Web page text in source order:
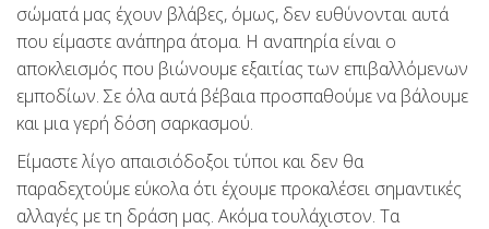
σώματά μας έχουν βλάβες, όμως, δεν ευθύνονται αυτά
που είμαστε ανάπηρα άτομα. Η αναπηρία είναι ο
αποκλεισμός που βιώνουμε εξαιτίας των επιβαλλόμενων
εμποδίων. Σε όλα αυτά βέβαια προσπαθούμε να βάλουμε
και μια γερή δόση σαρκασμού.
Είμαστε λίγο απαισιόδοξοι τύποι και δεν θα
παραδεχτούμε εύκολα ότι έχουμε προκαλέσει σημαντικές
αλλαγές με τη δράση μας. Ακόμα τουλάχιστον. Τα